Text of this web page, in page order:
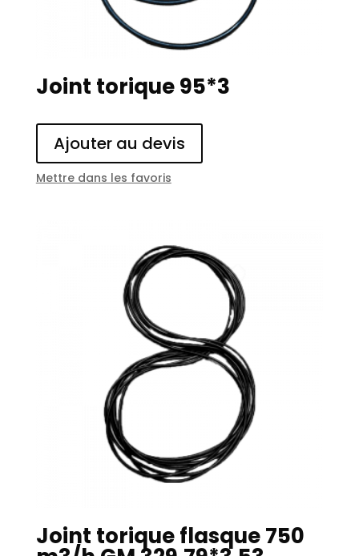
Joint torique 95*3
Ajouter au devis
Mettre dans les favoris
Joint torique flasque 750